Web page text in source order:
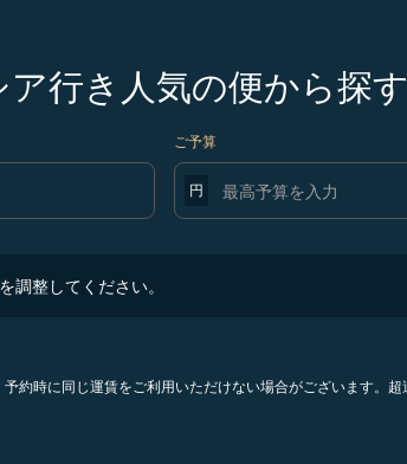
行き人気の便から探す
ご予算
円
調整してください。
約時に同じ運賃をご利用いただけない場合がございます。